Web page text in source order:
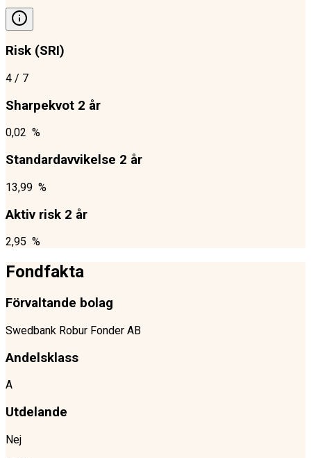
Risk (SRI)
4 / 7
Sharpekvot 2 år
0,02 %
Standardavvikelse 2 år
13,99 %
Aktiv risk 2 år
2,95 %
Fondfakta
Förvaltande bolag
Swedbank Robur Fonder AB
Andelsklass
A
Utdelande
Nej